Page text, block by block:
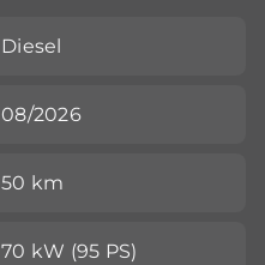
Diesel
08/2026
50 km
70 kW (95 PS)